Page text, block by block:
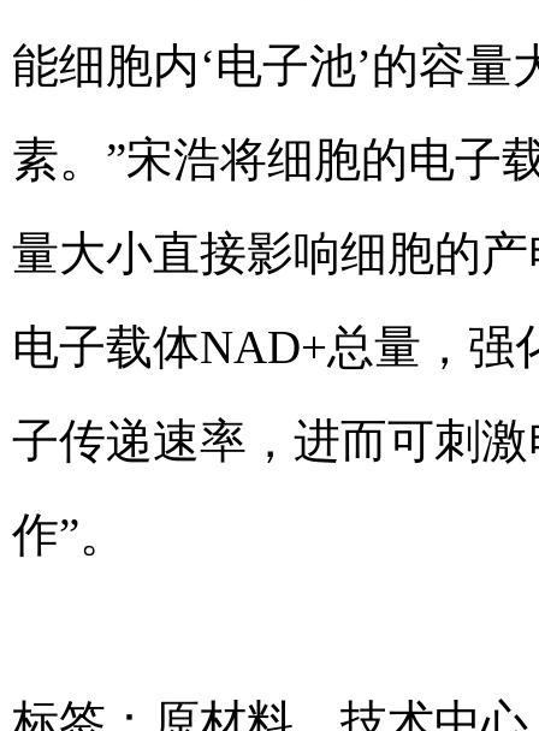
能细胞内‘电子池’的容
素。”宋浩将细胞的电子
量大小直接影响细胞的
电子载体NAD+总量，强
子传递速率，进而可刺
作”。